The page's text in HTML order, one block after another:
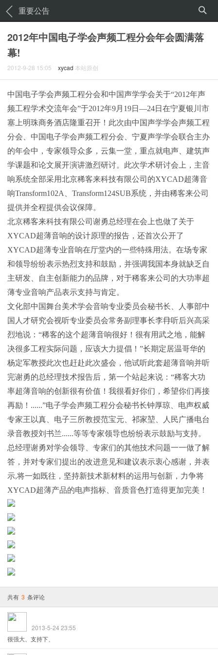
重要公告
2012年中国电子学会声频工程分会年会圆满落
幕!
2012-9-28 15:05 xycad 本站原创
中国电子学会声频工程分会和中国声学学会关于“2012年声
频工程学术交流年会”于2012年9月 19日 —24日在宁夏银川市
塞上明珠商务酒店隆重召开！此次由中国声学学会声频工程
分会、中国电子学会声频工程分会、宁夏声学学会联合主办
的年会中，专家领导众多，云集一堂，重点就电声、建筑声
学课题和论文展开演讲激烈研讨。此次学术研讨会上，主音
响系统全部采用北京稀客来科技有限公司的XYCAD超薄音
响Transform102A Transform124SUB系统，并由稀客来公司
提供并全程提供会议保障。
北京稀客来科技有限公司 谢勇总经理在会上也做了关于
XYCAD超薄音响的设计原理的报告，还首次公开了
XYCAD超薄专业音响在厅堂内的一些特殊用法。在场专家
和领导纷纷表示热烈支持和鼓励，并强调我国本身就缺乏自
主研发、自主创新能力的品牌，对于稀客来公司的大功率超
薄专业音响产品表示支持与肯定。
文化部中国舞台美术学会音响专业委员会秘书长、人事部中
国人才研究会视听专业委员会常务副理事长李冄听后兴高采
烈地说：“稀客的这个超薄音响很好！很有用武之地，能解
决很多工程实际问题，应该大力提倡！”长期定居温哥华的
杨定军教授此次也赶赴此次盛会，他试听此套超薄音响并听
完谢勇的总经理技术报告后，第一个站起来说：“稀客大功
率超薄音响的创新很有价值！我很看好你们，希望你们再接
再励！ ......”电子学会声频工程分会秘书长钟厚琼、电声权威
专家王以真、电子三所教授范宝元、祁家堃、人民广播电台
录音教授刘书兰......等等专家领导也纷纷表示鼓励与支持。
总经理谢勇对学会领导、专家们的其他技术问题一一做了解
答，并对专家们提出的改进意见和建议表示衷心感谢，并表
示,将一如既往，坚持新技术新材料的运用与创新，力争将
XYCAD超薄产品的电声指标、音质音色打造得更加完美！
共有 3 条评论
2013-5-24 23:55
很强大、支持下、